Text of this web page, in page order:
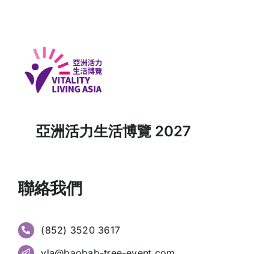
亞洲活力生活博覽 2027
聯絡我們
(852) 3520 3617